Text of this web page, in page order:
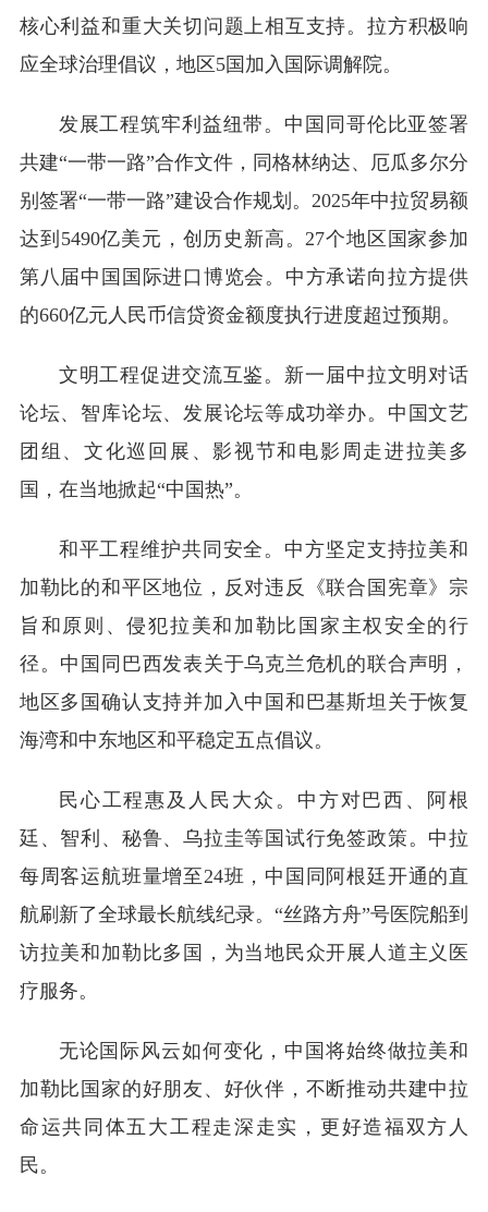
核心利益和重大关切问题上相互支持。拉方积极响
应全球治理倡议，地区5国加入国际调解院。
发展工程筑牢利益纽带。中国同哥伦比亚签署
共建“一带一路”合作文件，同格林纳达、厄瓜多尔分
别签署“一带一路”建设合作规划。2025年中拉贸易额
达到5490亿美元，创历史新高。27个地区国家参加
第八届中国国际进口博览会。中方承诺向拉方提供
的660亿元人民币信贷资金额度执行进度超过预期。
文明工程促进交流互鉴。新一届中拉文明对话
论坛、智库论坛、发展论坛等成功举办。中国文艺
团组、文化巡回展、影视节和电影周走进拉美多
国，在当地掀起“中国热”。
和平工程维护共同安全。中方坚定支持拉美和
加勒比的和平区地位，反对违反《联合国宪章》宗
旨和原则、侵犯拉美和加勒比国家主权安全的行
径。中国同巴西发表关于乌克兰危机的联合声明，
地区多国确认支持并加入中国和巴基斯坦关于恢复
海湾和中东地区和平稳定五点倡议。
民心工程惠及人民大众。中方对巴西、阿根
廷、智利、秘鲁、乌拉圭等国试行免签政策。中拉
每周客运航班量增至24班，中国同阿根廷开通的直
航刷新了全球最长航线纪录。“丝路方舟”号医院船到
访拉美和加勒比多国，为当地民众开展人道主义医
疗服务。
无论国际风云如何变化，中国将始终做拉美和
加勒比国家的好朋友、好伙伴，不断推动共建中拉
命运共同体五大工程走深走实，更好造福双方人
民。